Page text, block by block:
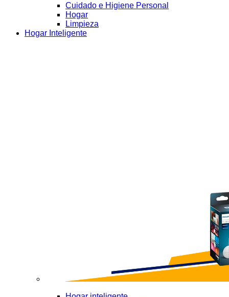
Cuidado e Higiene Personal
Hogar
Limpieza
Hogar Inteligente